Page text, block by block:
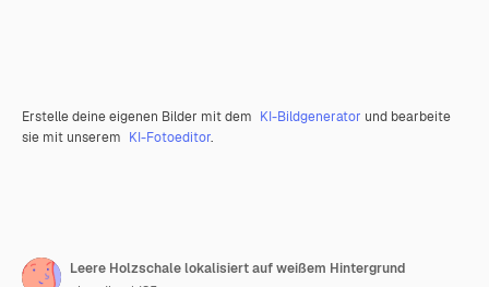
Erstelle deine eigenen Bilder mit dem KI-Bildgenerator und bearbeite
sie mit unserem KI-Fotoeditor.
Leere Holzschale lokalisiert auf weißem Hintergrund